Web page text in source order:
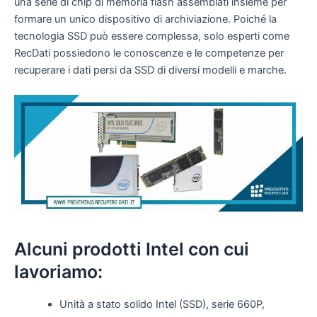
formare un unico dispositivo di archiviazione. Poiché la
tecnologia SSD può essere complessa, solo esperti come
RecDati possiedono le conoscenze e le competenze per
recuperare i dati persi da SSD di diversi modelli e marche.
Alcuni prodotti Intel con cui
lavoriamo:
Unità a stato solido Intel (SSD), serie 660P,